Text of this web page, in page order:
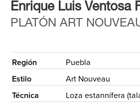
Enrique Luis Ventosa
PLATÓN ART
Región
Puebla
Estilo
Art Nouveau
Técnica
Loza estannífera